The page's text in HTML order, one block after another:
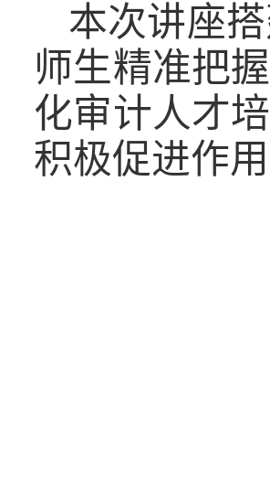
本次讲座
师生精准把
化审计人才
积极促进作用